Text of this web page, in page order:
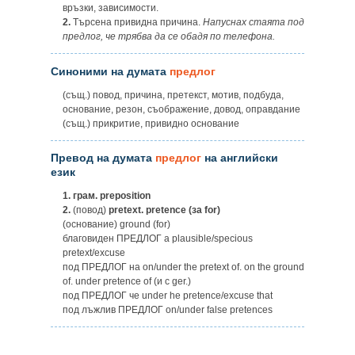
връзки, зависимости.
2. Търсена привидна причина. Напуснах стаята под
предлог, че трябва да се обадя по телефона.
Синоними на думата предлог
(същ.) повод, причина, претекст, мотив, подбуда,
основание, резон, съображение, довод, оправдание
(същ.) прикритие, привидно основание
Превод на думата предлог на английски
език
1. грам. preposition
2. (повод) pretext. pretence (за for)
(основание) ground (for)
благовиден ПРЕДЛОГ a plausible/specious
pretext/excuse
под ПРЕДЛОГ на on/under the pretext of. on the ground
of. under pretence of (и с ger.)
под ПРЕДЛОГ че under he pretence/excuse that
под лъжлив ПРЕДЛОГ on/under false pretences